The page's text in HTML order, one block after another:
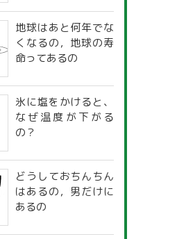
地球はあと何年でな
くなるの，地球の寿
命ってあるの
氷に塩をかけると、
なぜ温度が下がる
の？
どうしておちんちん
はあるの，男だけに
あるの